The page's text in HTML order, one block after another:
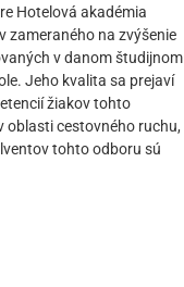
Hotelová akadémia
zameraného na zvýšenie
v danom študijnom
Jeho kvalita sa prejaví
žiakov tohto
oblasti cestovného ruchu,
tohto odboru sú